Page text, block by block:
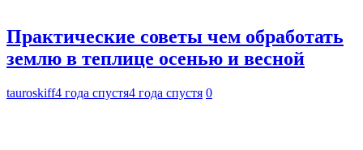
Практические советы чем обработать
землю в теплице осенью и весной
tauroskiff4 года спустя4 года спустя 0